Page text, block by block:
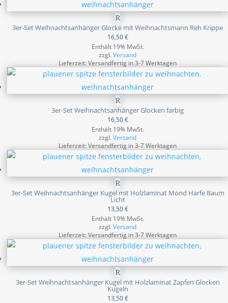
3er-Set Weihnachtsanhänger Glocke mit Weihnachtsmann Reh Krippe
16,50€
Enthält 19% MwSt.
zzgl.Versand
Lieferzeit: Versandfertig in 3-7 Werktagen
3er-Set Weihnachtsanhänger Glocken farbig
16,50€
Enthält 19% MwSt.
zzgl.Versand
Lieferzeit: Versandfertig in 3-7 Werktagen
3er-Set Weihnachtsanhänger Kugel mit Holzlaminat Mond Harfe Baum
Licht
13,50€
Enthält 19% MwSt.
zzgl.Versand
Lieferzeit: Versandfertig in 3-7 Werktagen
3er-Set Weihnachtsanhänger Kugel mit Holzlaminat Zapfen Glocken
Kugeln
13,50€